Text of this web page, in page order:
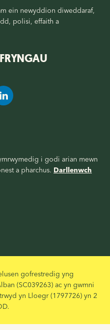
ein newyddion diweddaraf,
polisi, effaith a
i godi arian mewn
a pharchus. Darllenwch
gofrestredig yng
(SC039263) ac yn gwmni
yn Lloegr (1797726) yn 2